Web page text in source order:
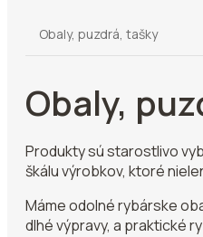
Obaly, puzdrá, tašky
Obaly,
Produkty sú starostlivo
škálu výrobkov, ktoré
Máme odolné rybárske
dlhé výpravy, a praktické